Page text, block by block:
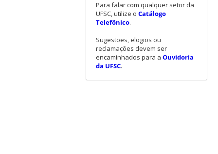
Para falar com qualquer setor da
UFSC, utilize o Catálogo
Telefônico.
Sugestões, elogios ou
reclamações devem ser
encaminhados para a Ouvidoria
da UFSC.